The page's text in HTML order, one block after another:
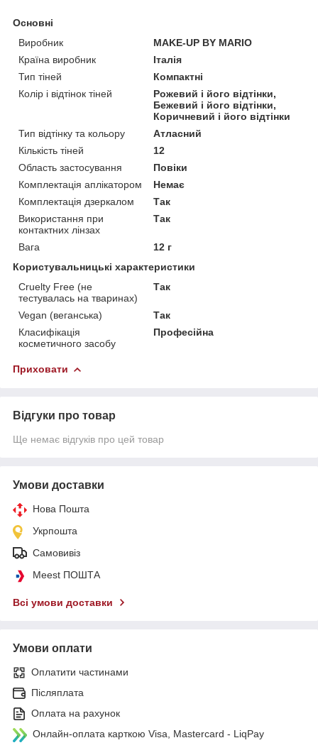
Основні
Виробник
MAKE-UP BY MARIO
Країна виробник
Італія
Тип тіней
Компактні
Колір і відтінок тіней
Рожевий і його відтінки,
Бежевий і його відтінки,
Коричневий і його відтінки
Тип відтінку та кольору
Атласний
Кількість тіней
12
Область застосування
Повіки
Комплектація аплікатором
Немає
Комплектація дзеркалом
Так
Використання при
контактних лінзах
Так
Вага
12 г
Користувальницькі характеристики
Cruelty Free (не
тестувалась на тваринах)
Так
Vegan (веганська)
Так
Класифікація
косметичного засобу
Професійна
Приховати
Відгуки про товар
Ще немає відгуків про цей товар
Умови доставки
Нова Пошта
Укрпошта
Самовивіз
Meest ПОШТА
Всі умови доставки
Умови оплати
Оплатити частинами
Післяплата
Оплата на рахунок
Онлайн-оплата карткою Visa, Mastercard - LiqPay